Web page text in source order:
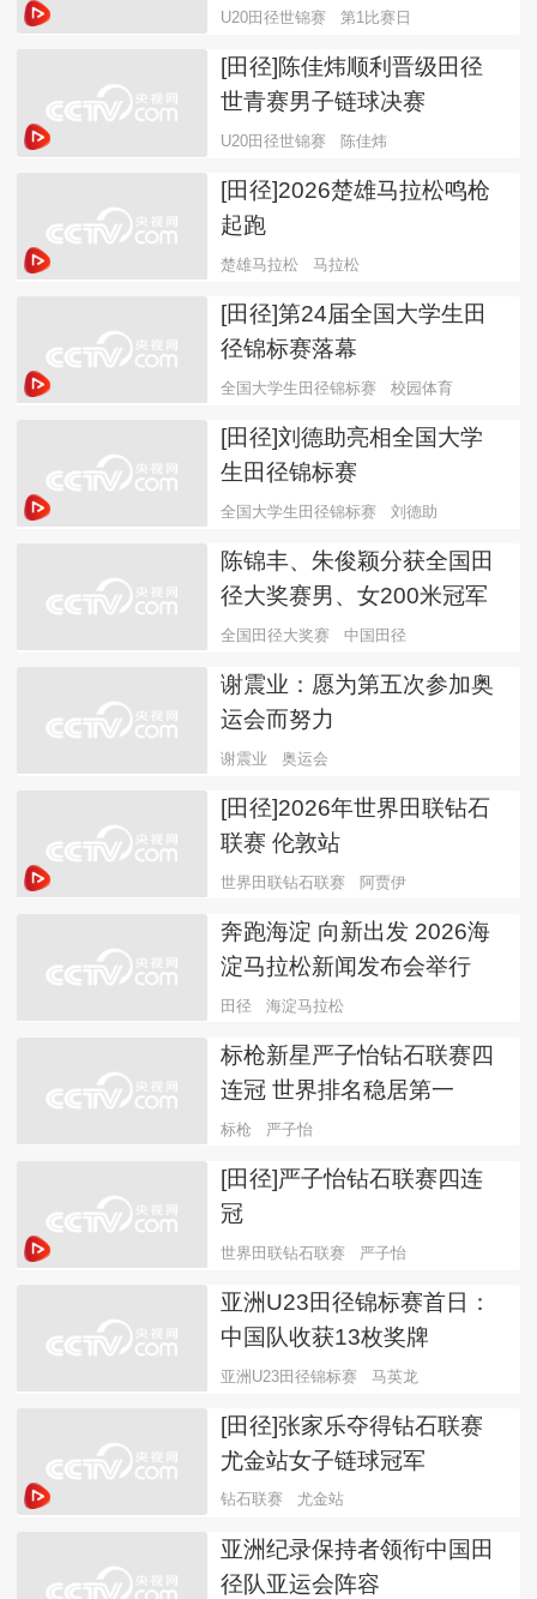
U20田径世锦赛 第1比赛日
[田径]陈佳炜顺利晋级田径
世青赛男子链球决赛
U20田径世锦赛 陈佳炜
[田径]2026楚雄马拉松鸣枪
起跑
楚雄马拉松 马拉松
[田径]第24届全国大学生田
径锦标赛落幕
全国大学生田径锦标赛 校园体育
[田径]刘德助亮相全国大学
生田径锦标赛
全国大学生田径锦标赛 刘德助
陈锦丰、朱俊颖分获全国田
径大奖赛男、女200米冠军
全国田径大奖赛 中国田径
谢震业：愿为第五次参加奥
运会而努力
谢震业 奥运会
[田径]2026年世界田联钻石
联赛 伦敦站
世界田联钻石联赛 阿贾伊
奔跑海淀 向新出发 2026海
淀马拉松新闻发布会举行
田径 海淀马拉松
标枪新星严子怡钻石联赛四
连冠 世界排名稳居第一
标枪 严子怡
[田径]严子怡钻石联赛四连
冠
世界田联钻石联赛 严子怡
亚洲U23田径锦标赛首日：
中国队收获13枚奖牌
亚洲U23田径锦标赛 马英龙
[田径]张家乐夺得钻石联赛
尤金站女子链球冠军
钻石联赛 尤金站
亚洲纪录保持者领衔中国田
径队亚运会阵容